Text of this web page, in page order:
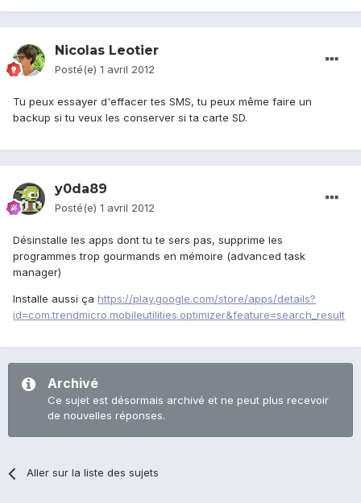
Nicolas Leotier
Posté(e) 1 avril 2012
Tu peux essayer d'effacer tes SMS, tu peux même faire un
backup si tu veux les conserver si ta carte SD.
y0da89
Posté(e) 1 avril 2012
Désinstalle les apps dont tu te sers pas, supprime les
programmes trop gourmands en mémoire (advanced task
manager)
Installe aussi ça https://play.google.com/store/apps/details?
id=com.trendmicro.mobileutilities.optimizer&feature=search_result
Archivé
Ce sujet est désormais archivé et ne peut plus recevoir
de nouvelles réponses.
Aller sur la liste des sujets